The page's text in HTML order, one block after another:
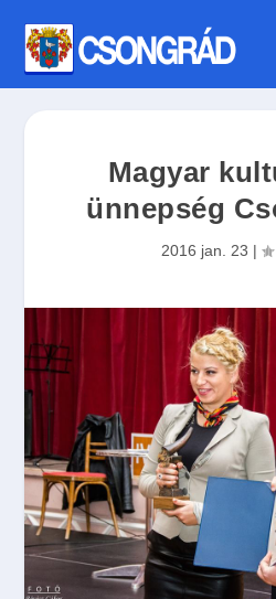
Magyar
ünnepség
2016 jan. 23 |